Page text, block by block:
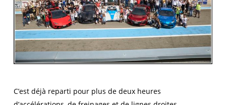
C’est déjà reparti pour plus de deux heures